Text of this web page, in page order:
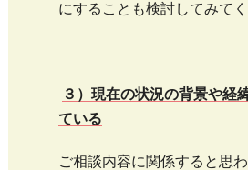
にすることも検討してみてく
３）現在の状況の背景や経
ている
ご相談内容に関係すると思